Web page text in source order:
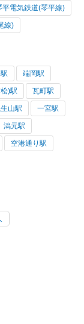
平電気鉄道(琴平線)
線)
端岡駅
)駅 瓦町駅
山駅 一宮駅
潟元駅
空港通り駅